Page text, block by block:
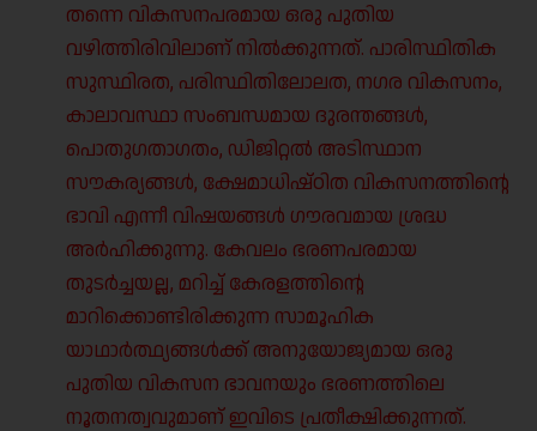
തന്നെ വികസനപരമായ ഒരു പുതിയ
വഴിത്തിരിവിലാണ് നിൽക്കുന്നത്. പാരിസ്ഥിതിക
സുസ്ഥിരത, പരിസ്ഥിതിലോലത, നഗര വികസനം,
കാലാവസ്ഥാ സംബന്ധമായ ദുരന്തങ്ങൾ,
പൊതുഗതാഗതം, ഡിജിറ്റൽ അടിസ്ഥാന
സൗകര്യങ്ങൾ, ക്ഷേമാധിഷ്ഠിത വികസനത്തിന്റെ
ഭാവി എന്നീ വിഷയങ്ങൾ ഗൗരവമായ ശ്രദ്ധ
അർഹിക്കുന്നു. കേവലം ഭരണപരമായ
തുടർച്ചയല്ല, മറിച്ച് കേരളത്തിന്റെ
മാറിക്കൊണ്ടിരിക്കുന്ന സാമൂഹിക
യാഥാർത്ഥ്യങ്ങൾക്ക് അനുയോജ്യമായ ഒരു
പുതിയ വികസന ഭാവനയും ഭരണത്തിലെ
നൂതനത്വവുമാണ് ഇവിടെ പ്രതീക്ഷിക്കുന്നത്.